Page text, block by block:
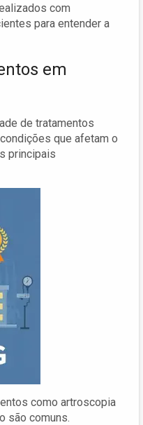
com
para entender a
em
de tratamentos
que afetam o
principais
como artroscopia
são comuns.